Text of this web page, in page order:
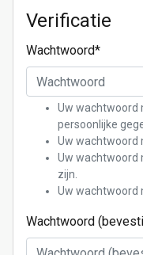
Verificatie
Wachtwoord*
Uw wachtwoord
persoonlijke
Uw wachtwoord
Uw wachtwoord
zijn.
Uw wachtwoord
Wachtwoord